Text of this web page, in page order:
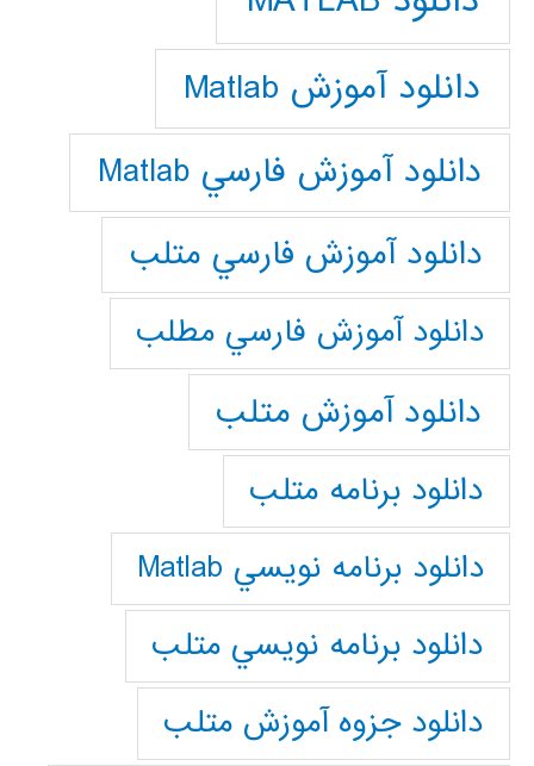
دانلود آموزش Matlab
دانلود آموزش فارسي Matlab
دانلود آموزش فارسي متلب
دانلود آموزش فارسي مطلب
دانلود آموزش متلب
دانلود برنامه متلب
دانلود برنامه نويسي Matlab
دانلود برنامه نويسي متلب
دانلود جزوه آموزش متلب